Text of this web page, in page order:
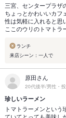
三宮、センタープラザ
ちょっとかわいいカフ
性は気軽に入れると思
ここのウリのトマト
ランチ
来店シーン：一人で
原田さん
20代後半/男性・
珍しいラーメン
トマトラーメンとい
ていてとっても美味し